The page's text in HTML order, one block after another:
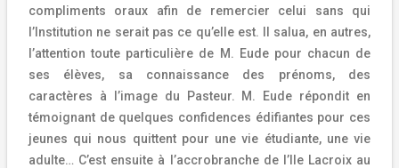
compliments oraux afin de remercier celui sans qui
l’Institution ne serait pas ce qu’elle est. Il salua, en autres,
l’attention toute particulière de M. Eude pour chacun de
ses élèves, sa connaissance des prénoms, des
caractères à l’image du Pasteur. M. Eude répondit en
témoignant de quelques confidences édifiantes pour ces
jeunes qui nous quittent pour une vie étudiante, une vie
adulte… C’est ensuite à l’accrobranche de l’Ile Lacroix au